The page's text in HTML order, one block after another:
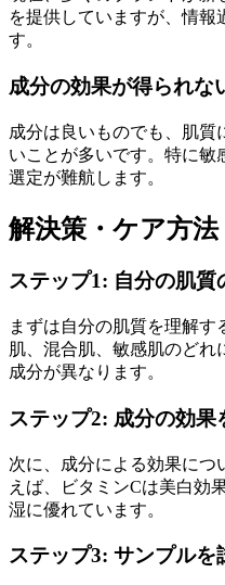
を提供していますが、情報
す。
成分の効果が得られな
成分は良いものでも、肌質
いことが多いです。特に敏
選定が難航します。
解決策・ケア方法
ステップ1: 自分の肌質
まずは自分の肌質を理解
肌、混合肌、敏感肌のどれ
成分が異なります。
ステップ2: 成分の効果
次に、成分による効果につ
えば、ビタミンCは美白効
湿に優れています。
ステップ3: サンプルを